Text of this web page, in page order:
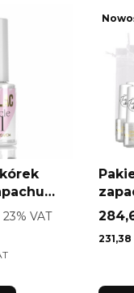
7 ml
VAT
23% VAT
brutto
Cena
231,38